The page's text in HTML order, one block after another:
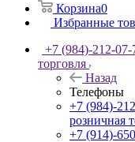
Корзина0
Избранные
+7 (984)-212-07-
торговля
Назад
Телефоны
+7 (984)-
розничная
+7 (914)-